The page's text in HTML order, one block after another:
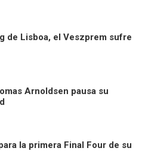
de Lisboa, el Veszprem sufre
Arnoldsen pausa su
la primera Final Four de su